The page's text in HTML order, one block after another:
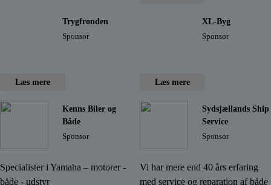
Trygfronden
Sponsor
Læs mere
XL-Byg
Sponsor
Læs mere
Kenns Biler og
Både
Sponsor
Specialister i Yamaha – motorer -
både - udstyr
Sydsjællands Ship
Service
Sponsor
Vi har mere end 40 års erfaring
med service og reparation af både